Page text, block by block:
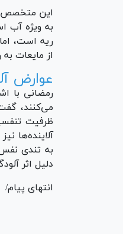
این متخصص
به ویژه آب
ریه است،
از مایعات
عوارض
رمضانی با
می‌کنند،
ظرفیت
آلاینده‌ها
به تندی
دلیل اثر
انتهای پیام/